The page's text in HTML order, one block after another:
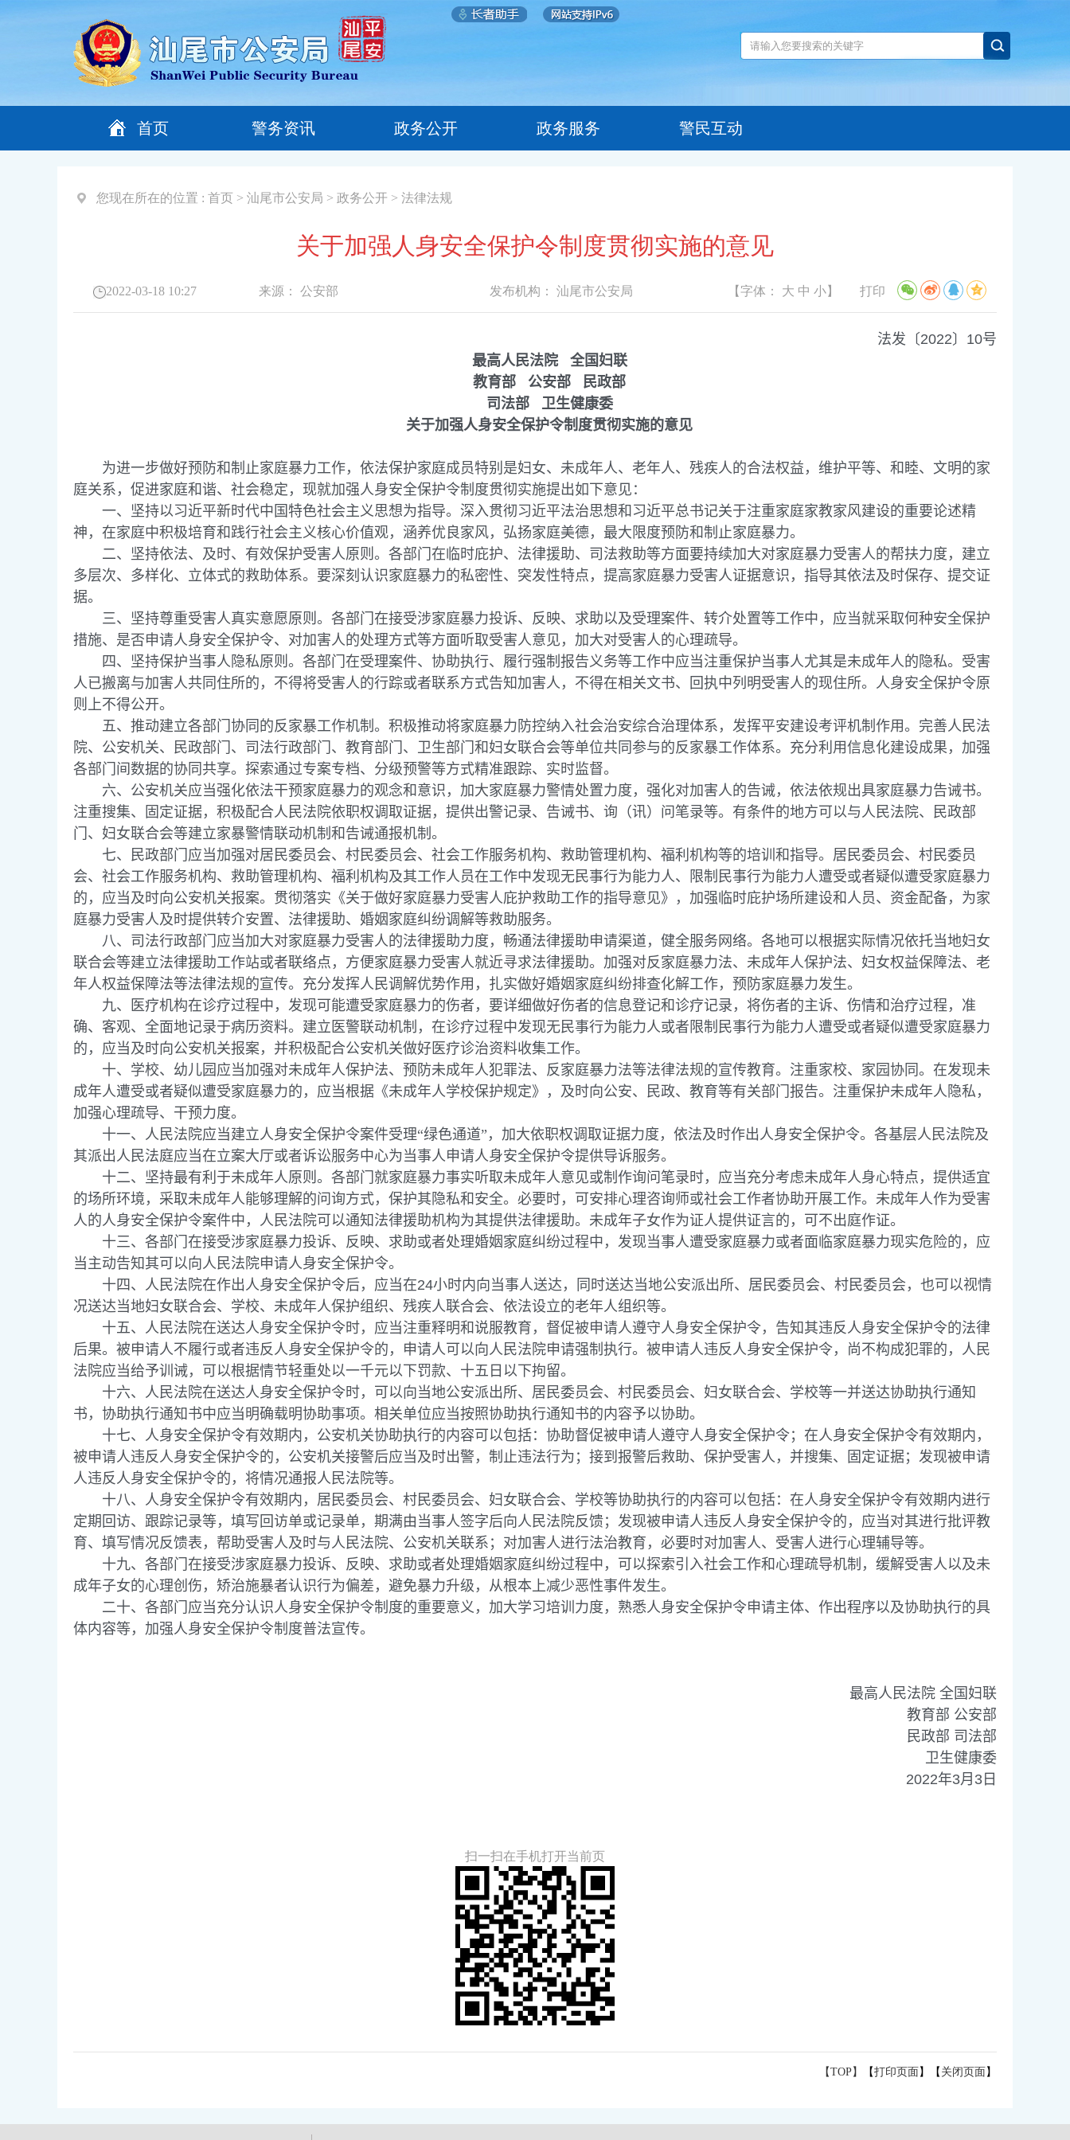
首页 警务资讯 政务公开 政务服务 警民互动
您现在所在的位置 : 首页 > 汕尾市公安局 > 政务公开 > 法律法规
关于加强人身安全保护令制度贯彻实施的意见
2022-03-18 10:27 来源： 公安部 发布机构： 汕尾市公安局 【字体： 大 中 小】 打印
法发〔 2022 〕 10号
最高人民法院 全国妇联
教育部 公安部 民政部
司法部 卫生健康委
关于加强人身安全保护令制度贯彻实施的意见
为进一步做好预防和制止家庭暴力工作，依法保护家庭成员特别是妇女、未成年人、老年人、残疾人的合法权益，维护平等、和睦、文明的家
庭关系，促进家庭和谐、社会稳定，现就加强人身安全保护令制度贯彻实施提出如下意见：
一、坚持以习近平新时代中国特色社会主义思想为指导。深入贯彻习近平法治思想和习近平总书记关于注重家庭家教家风建设的重要论述精
神，在家庭中积极培育和践行社会主义核心价值观，涵养优良家风，弘扬家庭美德，最大限度预防和制止家庭暴力。
二、坚持依法、及时、有效保护受害人原则。各部门在临时庇护、法律援助、司法救助等方面要持续加大对家庭暴力受害人的帮扶力度，建立
多层次、多样化、立体式的救助体系。要深刻认识家庭暴力的私密性、突发性特点，提高家庭暴力受害人证据意识，指导其依法及时保存、提交证
据。
三、坚持尊重受害人真实意愿原则。各部门在接受涉家庭暴力投诉、反映、求助以及受理案件、转介处置等工作中，应当就采取何种安全保护
措施、是否申请人身安全保护令、对加害人的处理方式等方面听取受害人意见，加大对受害人的心理疏导。
四、坚持保护当事人隐私原则。各部门在受理案件、协助执行、履行强制报告义务等工作中应当注重保护当事人尤其是未成年人的隐私。受害
人已搬离与加害人共同住所的，不得将受害人的行踪或者联系方式告知加害人，不得在相关文书、回执中列明受害人的现住所。人身安全保护令原
则上不得公开。
五、推动建立各部门协同的反家暴工作机制。积极推动将家庭暴力防控纳入社会治安综合治理体系，发挥平安建设考评机制作用。完善人民法
院、公安机关、民政部门、司法行政部门、教育部门、卫生部门和妇女联合会等单位共同参与的反家暴工作体系。充分利用信息化建设成果，加强
各部门间数据的协同共享。探索通过专案专档、分级预警等方式精准跟踪、实时监督。
六、公安机关应当强化依法干预家庭暴力的观念和意识，加大家庭暴力警情处置力度，强化对加害人的告诫，依法依规出具家庭暴力告诫书。
注重搜集、固定证据，积极配合人民法院依职权调取证据，提供出警记录、告诫书、询（讯）问笔录等。有条件的地方可以与人民法院、民政部
门、妇女联合会等建立家暴警情联动机制和告诫通报机制。
七、民政部门应当加强对居民委员会、村民委员会、社会工作服务机构、救助管理机构、福利机构等的培训和指导。居民委员会、村民委员
会、社会工作服务机构、救助管理机构、福利机构及其工作人员在工作中发现无民事行为能力人、限制民事行为能力人遭受或者疑似遭受家庭暴力
的，应当及时向公安机关报案。贯彻落实《关于做好家庭暴力受害人庇护救助工作的指导意见》，加强临时庇护场所建设和人员、资金配备，为家
庭暴力受害人及时提供转介安置、法律援助、婚姻家庭纠纷调解等救助服务。
八、司法行政部门应当加大对家庭暴力受害人的法律援助力度，畅通法律援助申请渠道，健全服务网络。各地可以根据实际情况依托当地妇女
联合会等建立法律援助工作站或者联络点，方便家庭暴力受害人就近寻求法律援助。加强对反家庭暴力法、未成年人保护法、妇女权益保障法、老
年人权益保障法等法律法规的宣传。充分发挥人民调解优势作用，扎实做好婚姻家庭纠纷排查化解工作，预防家庭暴力发生。
九、医疗机构在诊疗过程中，发现可能遭受家庭暴力的伤者，要详细做好伤者的信息登记和诊疗记录，将伤者的主诉、伤情和治疗过程，准
确、客观、全面地记录于病历资料。建立医警联动机制，在诊疗过程中发现无民事行为能力人或者限制民事行为能力人遭受或者疑似遭受家庭暴力
的，应当及时向公安机关报案，并积极配合公安机关做好医疗诊治资料收集工作。
十、学校、幼儿园应当加强对未成年人保护法、预防未成年人犯罪法、反家庭暴力法等法律法规的宣传教育。注重家校、家园协同。在发现未
成年人遭受或者疑似遭受家庭暴力的，应当根据《未成年人学校保护规定》，及时向公安、民政、教育等有关部门报告。注重保护未成年人隐私，
加强心理疏导、干预力度。
十一、人民法院应当建立人身安全保护令案件受理“绿色通道”，加大依职权调取证据力度，依法及时作出人身安全保护令。各基层人民法院及
其派出人民法庭应当在立案大厅或者诉讼服务中心为当事人申请人身安全保护令提供导诉服务。
十二、坚持最有利于未成年人原则。各部门就家庭暴力事实听取未成年人意见或制作询问笔录时，应当充分考虑未成年人身心特点，提供适宜
的场所环境，采取未成年人能够理解的问询方式，保护其隐私和安全。必要时，可安排心理咨询师或社会工作者协助开展工作。未成年人作为受害
人的人身安全保护令案件中，人民法院可以通知法律援助机构为其提供法律援助。未成年子女作为证人提供证言的，可不出庭作证。
十三、各部门在接受涉家庭暴力投诉、反映、求助或者处理婚姻家庭纠纷过程中，发现当事人遭受家庭暴力或者面临家庭暴力现实危险的，应
当主动告知其可以向人民法院申请人身安全保护令。
十四、人民法院在作出人身安全保护令后，应当在24小时内向当事人送达，同时送达当地公安派出所、居民委员会、村民委员会，也可以视情
况送达当地妇女联合会、学校、未成年人保护组织、残疾人联合会、依法设立的老年人组织等。
十五、人民法院在送达人身安全保护令时，应当注重释明和说服教育，督促被申请人遵守人身安全保护令，告知其违反人身安全保护令的法律
后果。被申请人不履行或者违反人身安全保护令的，申请人可以向人民法院申请强制执行。被申请人违反人身安全保护令，尚不构成犯罪的，人民
法院应当给予训诫，可以根据情节轻重处以一千元以下罚款、十五日以下拘留。
十六、人民法院在送达人身安全保护令时，可以向当地公安派出所、居民委员会、村民委员会、妇女联合会、学校等一并送达协助执行通知
书，协助执行通知书中应当明确载明协助事项。相关单位应当按照协助执行通知书的内容予以协助。
十七、人身安全保护令有效期内，公安机关协助执行的内容可以包括：协助督促被申请人遵守人身安全保护令；在人身安全保护令有效期内，
被申请人违反人身安全保护令的，公安机关接警后应当及时出警，制止违法行为；接到报警后救助、保护受害人，并搜集、固定证据；发现被申请
人违反人身安全保护令的，将情况通报人民法院等。
十八、人身安全保护令有效期内，居民委员会、村民委员会、妇女联合会、学校等协助执行的内容可以包括：在人身安全保护令有效期内进行
定期回访、跟踪记录等，填写回访单或记录单，期满由当事人签字后向人民法院反馈；发现被申请人违反人身安全保护令的，应当对其进行批评教
育、填写情况反馈表，帮助受害人及时与人民法院、公安机关联系；对加害人进行法治教育，必要时对加害人、受害人进行心理辅导等。
十九、各部门在接受涉家庭暴力投诉、反映、求助或者处理婚姻家庭纠纷过程中，可以探索引入社会工作和心理疏导机制，缓解受害人以及未
成年子女的心理创伤，矫治施暴者认识行为偏差，避免暴力升级，从根本上减少恶性事件发生。
二十、各部门应当充分认识人身安全保护令制度的重要意义，加大学习培训力度，熟悉人身安全保护令申请主体、作出程序以及协助执行的具
体内容等，加强人身安全保护令制度普法宣传。
最高人民法院 全国妇联
教育部 公安部
民政部 司法部
卫生健康委
2022年3月 3 日
扫一扫在手机打开当前页
【TOP】 【打印页面 】【 关闭页面 】